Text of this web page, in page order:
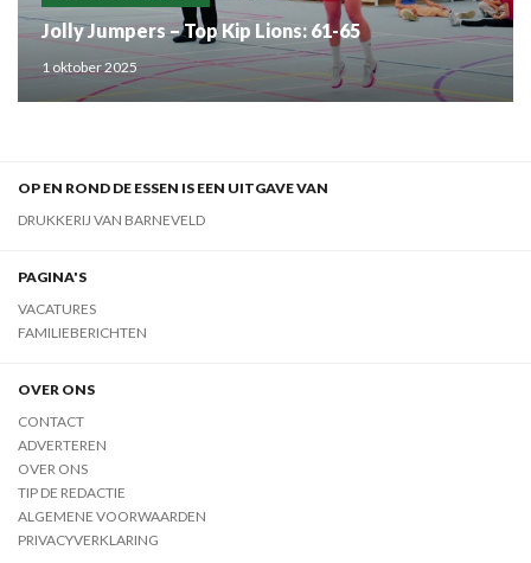
Jolly Jumpers – Top Kip Lions: 61-65
1 oktober 2025
OP EN ROND DE ESSEN IS EEN UITGAVE VAN
DRUKKERIJ VAN BARNEVELD
PAGINA'S
VACATURES
FAMILIEBERICHTEN
OVER ONS
CONTACT
ADVERTEREN
OVER ONS
TIP DE REDACTIE
ALGEMENE VOORWAARDEN
PRIVACYVERKLARING